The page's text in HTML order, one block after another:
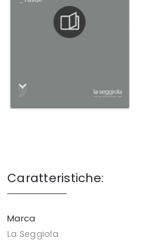
Caratteristiche:
Marca
La Seggiola